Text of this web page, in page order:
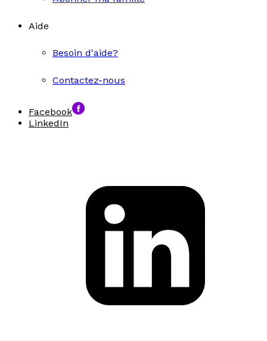
Aide
Besoin d'aide?
Contactez-nous
Facebook
LinkedIn